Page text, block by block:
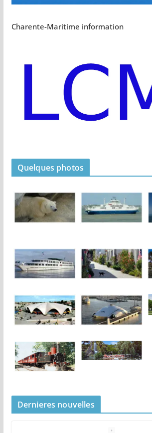
Charente-Maritime information
Quelques photos
Dernieres nouvelles